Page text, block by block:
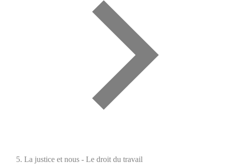
La justice et nous - Le droit du travail